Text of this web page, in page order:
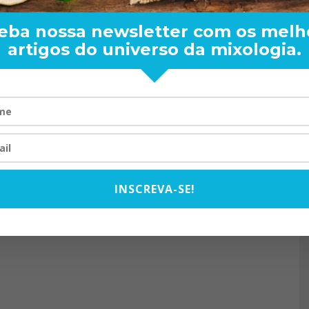
RAND BARTENDER: DE
VISTA PARA O MUNDO
nossa newsletter com os
artigos do universo da mixologia.
INSCREVA-SE!